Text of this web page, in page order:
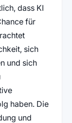
dass KI
für
sich
und sich
haben. Die
und